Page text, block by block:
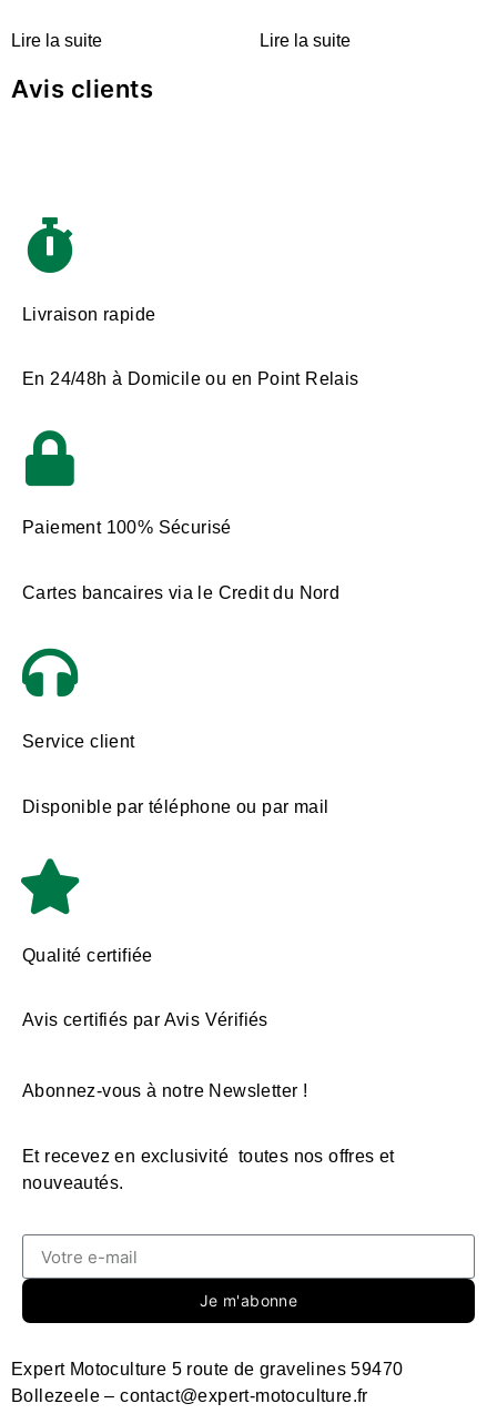
Lire la suite Lire la suite
Avis clients
Livraison rapide
En 24/48h à Domicile ou en Point Relais
Paiement 100% Sécurisé
Cartes bancaires via le Credit du Nord
Service client
Disponible par téléphone ou par mail
Qualité certifiée
Avis certifiés par Avis Vérifiés
Abonnez-vous à notre Newsletter !
Et recevez en exclusivité toutes nos offres et
nouveautés.
Je m'abonne
Expert Motoculture 5 route de gravelines 59470
Bollezeele – contact@expert-motoculture.fr